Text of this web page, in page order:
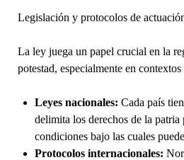
Legislación y protocolos de
La ley juega un papel crucial en la
potestad, especialmente en
Leyes nacionales: Cada país
delimita los derechos de la patria
condiciones bajo las cuales
Protocolos internacionales: